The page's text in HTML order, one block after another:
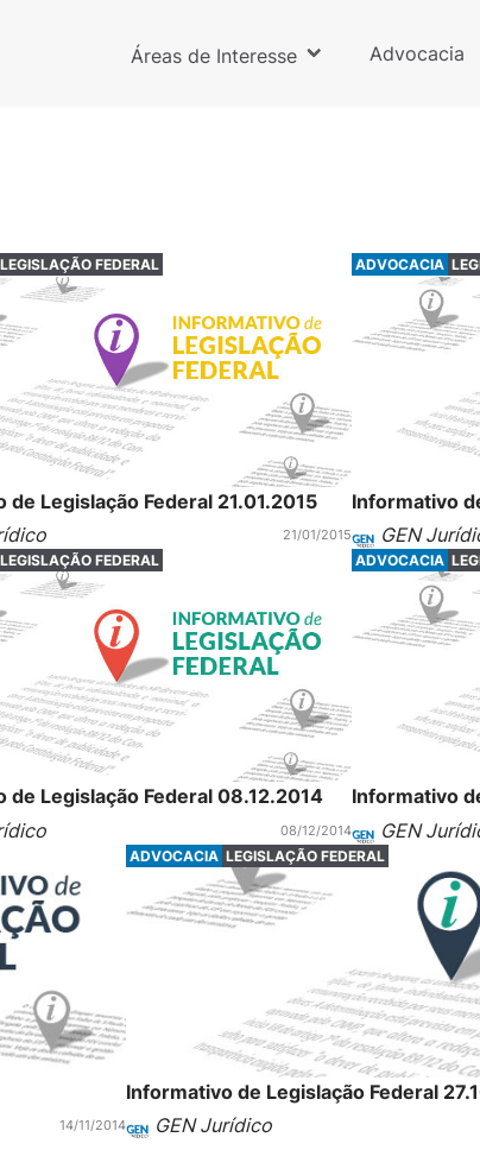
Áreas de Interesse Advocacia
LEGISLAÇÃO FEDERAL
de Legislação Federal 21.01.2015
21/01/2015
ADVOCACIA
Informativo
GEN
LEGISLAÇÃO FEDERAL
de Legislação Federal 08.12.2014
08/12/2014
ADVOCACIA
Informativo
GEN
14/11/2014
ADVOCACIA LEGISLAÇÃO FEDERAL
Informativo de Legislação Federal
GEN Jurídico